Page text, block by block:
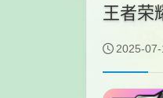
王者荣
2025-